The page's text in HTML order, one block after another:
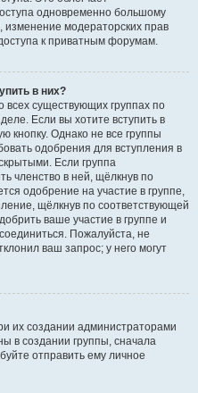
одновременно большому
изменение модераторских прав
к приватным форумам.
в них?
существующих группах по
Если вы хотите вступить в
кнопку. Однако не все группы
одобрения для вступления в
Если группа
членство в ней, щёлкнув по
одобрение на участие в группе,
щёлкнув по соответствующей
ваше участие в группе и
Пожалуйста, не
ваш запрос; у него могут
их создании администраторами
в создании группы, сначала
отправить ему личное